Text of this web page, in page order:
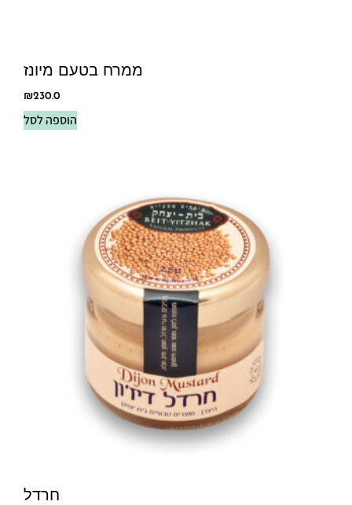
ממרח בטעם מיונז
₪230.0
הוספה לסל
חרדל